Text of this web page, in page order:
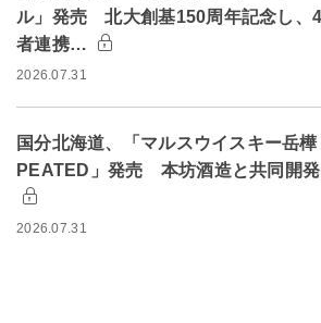
ル」発売 北大創基150周年記念し、4
者連携…
2026.07.31
国分北海道、「マルスウイスキー岳樺
PEATED」発売 本坊酒造と共同開発
2026.07.31